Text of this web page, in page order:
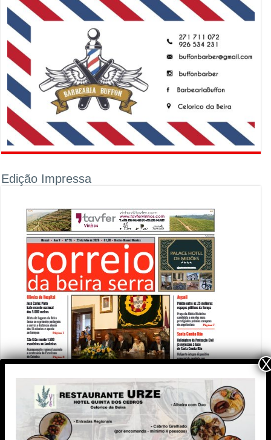
Edição Impressa
X